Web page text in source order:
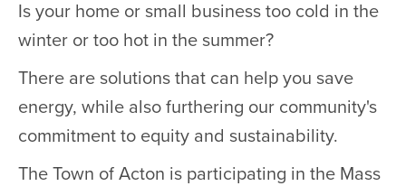
Is your home or small business too cold in the
winter or too hot in the summer?
There are solutions that can help you save
energy, while also furthering our community's
commitment to equity and sustainability.
The Town of Acton is participating in the Mass